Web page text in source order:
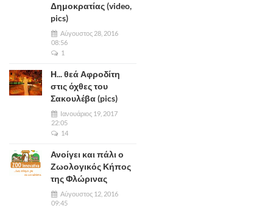
Δημοκρατίας (video,
pics)
Αύγουστος 28, 2016
08:56
1
Η... θεά Αφροδίτη
στις όχθες του
Σακουλέβα (pics)
Ιανουάριος 19, 2017
22:05
14
Ανοίγει και πάλι ο
Ζωολογικός Κήπος
της Φλώρινας
Αύγουστος 12, 2016
09:45